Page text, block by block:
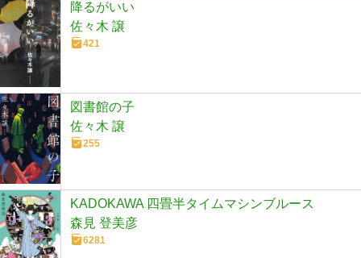
降るがいい
佐々木 譲
421
図書館の子
佐々木 譲
255
KADOKAWA 四畳半タイムマシンブルース
森見 登美彦
6281